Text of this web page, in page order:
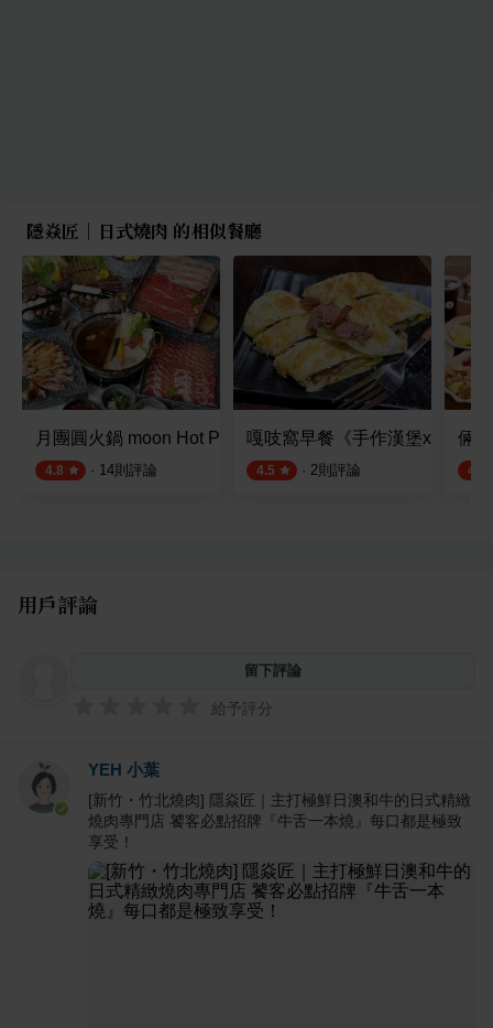
隱焱匠｜日式燒肉 的相似餐廳
月團圓火鍋 moon Hot Pot
4.8 · 14則評論
嘎吱窩早餐《手作漢堡x咖啡x
4.5 · 2則評論
倆
4.5
用戶評論
留下評論
給予評分
YEH 小葉
[新竹・竹北燒肉] 隱焱匠｜主打極鮮日澳和牛的日式精緻
燒肉專門店 饕客必點招牌『牛舌一本燒』每口都是極致
享受！